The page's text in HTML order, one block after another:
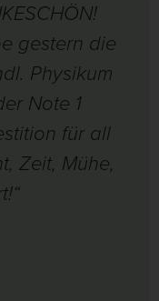
gestern die
Physikum
Note 1
für all
Zeit, Mühe,